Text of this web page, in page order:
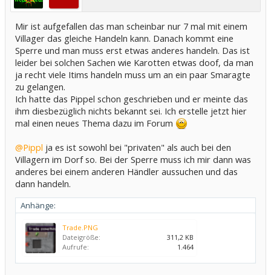
Mir ist aufgefallen das man scheinbar nur 7 mal mit einem
Villager das gleiche Handeln kann. Danach kommt eine
Sperre und man muss erst etwas anderes handeln. Das ist
leider bei solchen Sachen wie Karotten etwas doof, da man
ja recht viele Itims handeln muss um an ein paar Smaragte
zu gelangen.
Ich hatte das Pippel schon geschrieben und er meinte das
ihm diesbezüglich nichts bekannt sei. Ich erstelle jetzt hier
mal einen neues Thema dazu im Forum
@Pippl ja es ist sowohl bei "privaten" als auch bei den
Villagern im Dorf so. Bei der Sperre muss ich mir dann was
anderes bei einem anderen Händler aussuchen und das
dann handeln.
Anhänge:
Trade.PNG
Dateigröße:
311,2 KB
Aufrufe:
1.464